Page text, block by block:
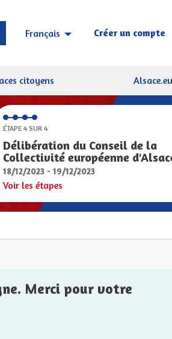
Français Choisir la langue Sprache
Créer un compte
citoyens
Alsace.eu
ÉTAPE 4 SUR 4
Délibération du Conseil de la
Collectivité européenne
18/12/2023 - 19/12/2023
Voir les étapes
Merci pour votre